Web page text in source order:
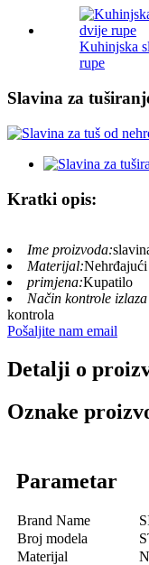
Kuhinjska
rupe
Slavina za
Kratki opis:
Ime proizvoda:
Materijal:
primjena:Kupatilo
Način kontrole
kontrola
Pošaljite nam email
Detalji o
Oznake
Parametar
Brand Name
Broj modela
Materijal